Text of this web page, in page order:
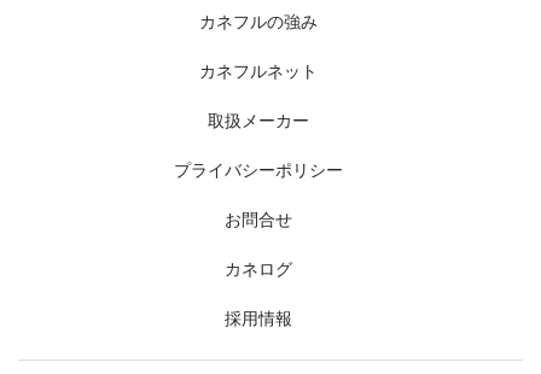
カネフルの強み
カネフルネット
取扱メーカー
プライバシーポリシー
お問合せ
カネログ
採用情報